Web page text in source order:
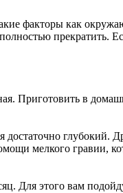
факторы как
прекратить.
Приготовить в
достаточно глубокий.
мелкого гравии,
Для этого вам